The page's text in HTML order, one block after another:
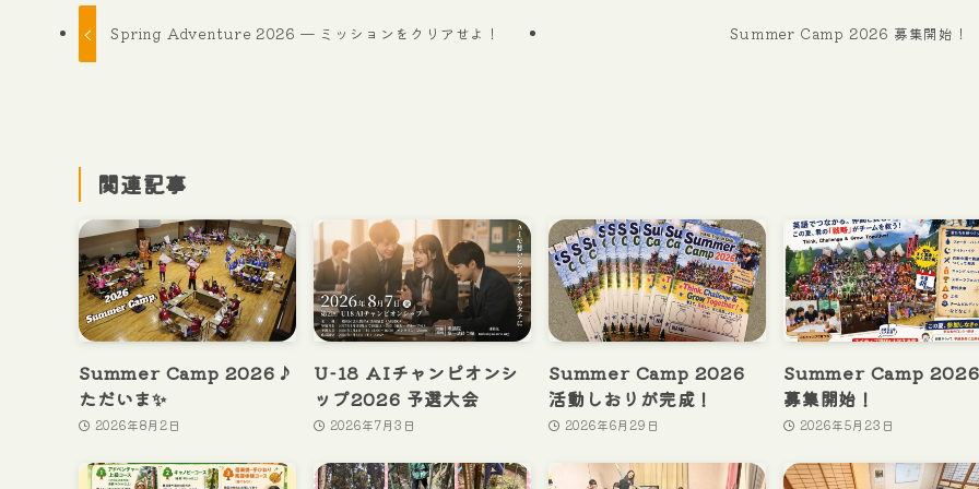
Spring Adventure 2026 — ミッションをクリアせよ！ Summer Camp 2026 募集開始！
関連記事
Summer Camp 2026♪
ただいま✨
2026年8月2日
U-18 AIチャンピオンシ
ップ2026 予選大会
2026年7月3日
Summer Camp 2026
活動しおりが完成！
2026年6月29日
Summer Camp 2026
募集開始！
2026年5月23日